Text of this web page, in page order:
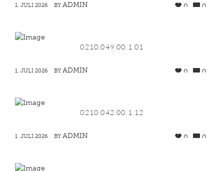
1. JULI 2026 BY ADMIN 0
0
0210.049.00.1.01
1. JULI 2026 BY ADMIN 0
0
0210.042.00.1.12
1. JULI 2026 BY ADMIN 0
0